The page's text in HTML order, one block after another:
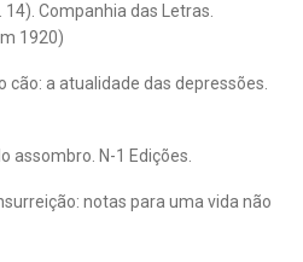
Companhia das Letras.
1920)
cão: a atualidade das depressões.
assombro. N-1 Edições.
notas para uma vida não